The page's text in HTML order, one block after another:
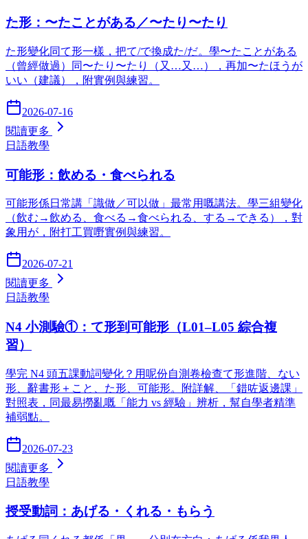
た形：〜たことがある／〜たり〜たり
た形變化同て形一樣，把て/で換成た/だ。學〜たことがある
（曾經做過）同〜たり〜たり（又…又…），再加〜たほうが
いい（建議），附實例與練習。
2026-07-16
閱讀更多
日語教學
可能形：飲める・食べられる
可能形係日常講「識做／可以做」最常用嘅講法。學三組變化
（飲む→飲める、食べる→食べられる、する→できる），對
象用が，附打工買嘢實例與練習。
2026-07-21
閱讀更多
日語教學
N4 小測驗①：て形到可能形（L01–L05 綜合複
習）
學完 N4 頭五課動詞變化？用呢份自測卷檢查て形進階、ない
形、辭書形＋こと、た形、可能形。附詳解、「錯咗返邊課」
對照表，同最易撈亂嘅「能力 vs 經驗」辨析，幫自學者精準
補弱點。
2026-07-23
閱讀更多
日語教學
授受動詞：あげる・くれる・もらう